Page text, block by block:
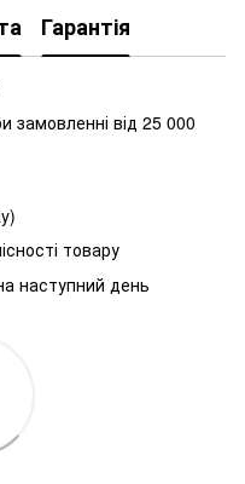
Гарантія
замовленні від 25 000
товару
наступний день